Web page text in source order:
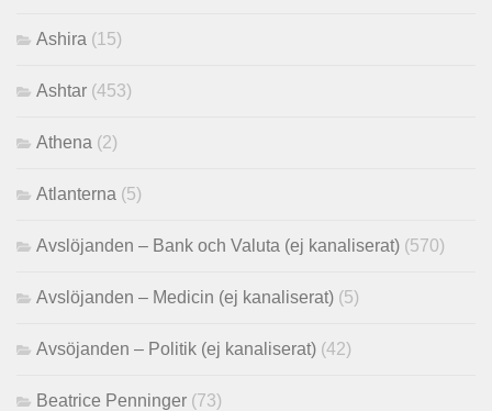
Ashira (15)
Ashtar (453)
Athena (2)
Atlanterna (5)
Avslöjanden – Bank och Valuta (ej kanaliserat) (570)
Avslöjanden – Medicin (ej kanaliserat) (5)
Avsöjanden – Politik (ej kanaliserat) (42)
Beatrice Penninger (73)